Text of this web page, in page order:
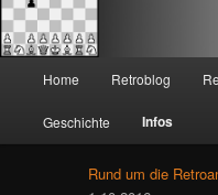
Zum
primären
Inhalt
Zum
sekundären
Inhalt
Home Retroblog
Geschichte Infos
Rund um die